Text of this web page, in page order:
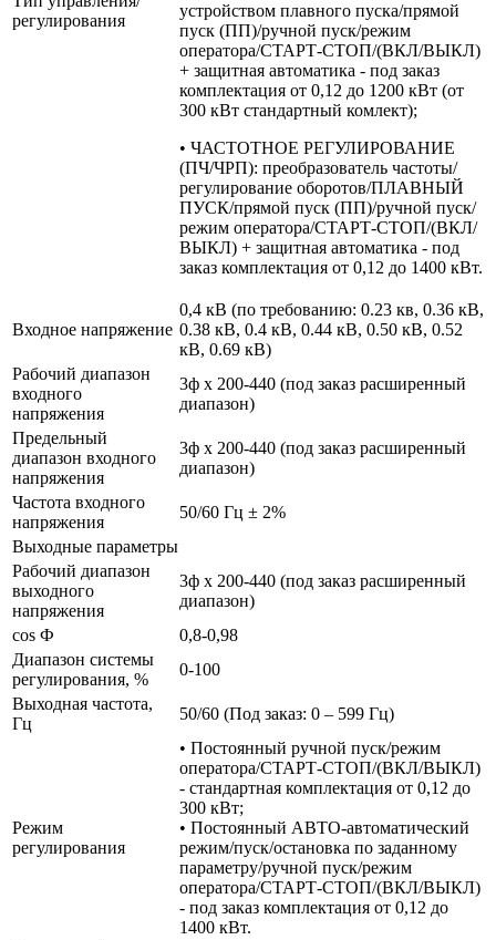
регулирования
устройством плавного пуска/прямой
пуск (ПП)/ручной пуск/режим
оператора/СТАРТ-СТОП/(ВКЛ/ВЫКЛ)
+ защитная автоматика - под заказ
комплектация от 0,12 до 1200 кВт (от
300 кВт стандартный комлект);
• ЧАСТОТНОЕ РЕГУЛИРОВАНИЕ
(ПЧ/ЧРП): преобразователь частоты/
регулирование оборотов/ПЛАВНЫЙ
ПУСК/прямой пуск (ПП)/ручной пуск/
режим оператора/СТАРТ-СТОП/(ВКЛ/
ВЫКЛ) + защитная автоматика - под
заказ комплектация от 0,12 до 1400 кВт.
Входное напряжение
0,4 кВ (по требованию: 0.23 кв, 0.36 кВ,
0.38 кВ, 0.4 кВ, 0.44 кВ, 0.50 кВ, 0.52
кВ, 0.69 кВ)
Рабочий диапазон
входного
напряжения
3ф х 200-440 (под заказ расширенный
диапазон)
Предельный
диапазон входного
напряжения
3ф х 200-440 (под заказ расширенный
диапазон)
Частота входного
напряжения
50/60 Гц ± 2%
Выходные параметры
Рабочий диапазон
выходного
напряжения
3ф х 200-440 (под заказ расширенный
диапазон)
cos Ф
0,8-0,98
Диапазон системы
регулирования, %
0-100
Выходная частота,
Гц
50/60 (Под заказ: 0 – 599 Гц)
Режим
регулирования
• Постоянный ручной пуск/режим
оператора/СТАРТ-СТОП/(ВКЛ/ВЫКЛ)
- стандартная комплектация от 0,12 до
300 кВт;
• Постоянный АВТО-автоматический
режим/пуск/остановка по заданному
параметру/ручной пуск/режим
оператора/СТАРТ-СТОП/(ВКЛ/ВЫКЛ)
- под заказ комплектация от 0,12 до
1400 кВт.